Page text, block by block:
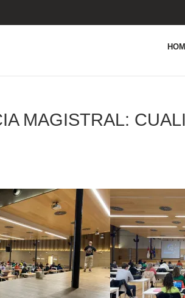
MAGISTRAL: